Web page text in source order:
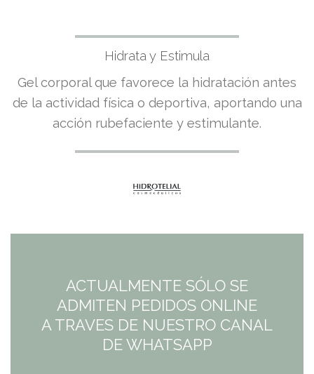
Hidrata y Estimula
Gel corporal que favorece la hidratación antes
de la actividad física o deportiva, aportando una
acción rubefaciente y estimulante.
ACTUALMENTE SÓLO SE
ADMITEN PEDIDOS ONLINE
A TRAVES DE NUESTRO CANAL
DE WHATSAPP